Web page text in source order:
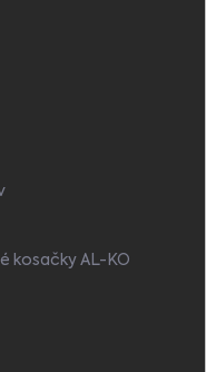
kosačky AL-KO